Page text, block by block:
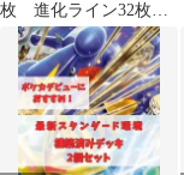
枚 進化ライン32枚
計104枚 まとめ売りセ
ット